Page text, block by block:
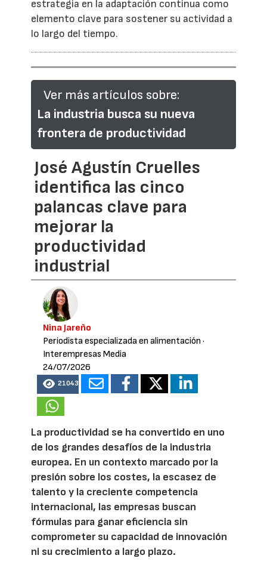
estrategia en la adaptación continua como
elemento clave para sostener su actividad a
lo largo del tiempo.
Ver más artículos sobre:
La industria busca su nueva
frontera de productividad
José Agustín Cruelles
identifica las cinco
palancas clave para
mejorar la
productividad
industrial
Nina Jareño
Periodista especializada en alimentación ·
Interempresas Media
24/07/2026
21043
La productividad se ha convertido en uno
de los grandes desafíos de la industria
europea. En un contexto marcado por la
presión sobre los costes, la escasez de
talento y la creciente competencia
internacional, las empresas buscan
fórmulas para ganar eficiencia sin
comprometer su capacidad de innovación
ni su crecimiento a largo plazo.